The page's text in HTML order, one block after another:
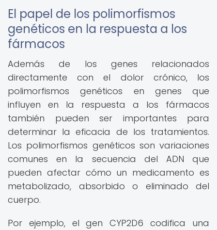
El papel de los polimorfismos
genéticos en la respuesta a los
fármacos
Además de los genes relacionados
directamente con el dolor crónico, los
polimorfismos genéticos en genes que
influyen en la respuesta a los fármacos
también pueden ser importantes para
determinar la eficacia de los tratamientos.
Los polimorfismos genéticos son variaciones
comunes en la secuencia del ADN que
pueden afectar cómo un medicamento es
metabolizado, absorbido o eliminado del
cuerpo.
Por ejemplo, el gen CYP2D6 codifica una